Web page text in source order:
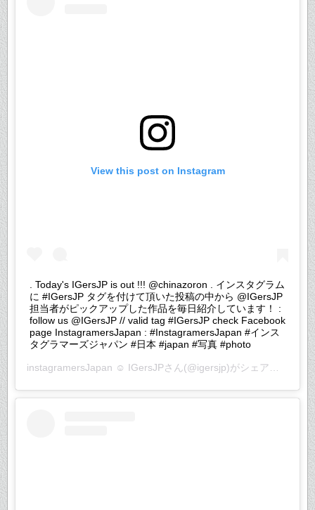
View this post on Instagram
. Today's IGersJP is out !!! @chinazoron . インスタグラム
に #IGersJP タグを付けて頂いた投稿の中から @IGersJP
担当者がピックアップした作品を毎日紹介しています！ :
follow us @IGersJP // valid tag #IGersJP check Facebook
page InstagramersJapan : #InstagramersJapan #インス
タグラマーズジャパン #日本 #japan #写真 #photo
instagramersJapan ☺︎ IGersJPさん(@igersjp)がシェアした投稿 –